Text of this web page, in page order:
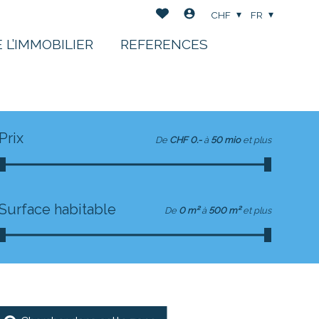
REFERENCES
CHF FR
Prix De CHF 0.- à 50 mio et plus
habitable De 0 m² à 500 m² et plus